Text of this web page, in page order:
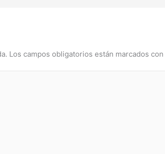
Los campos obligatorios están marcados con